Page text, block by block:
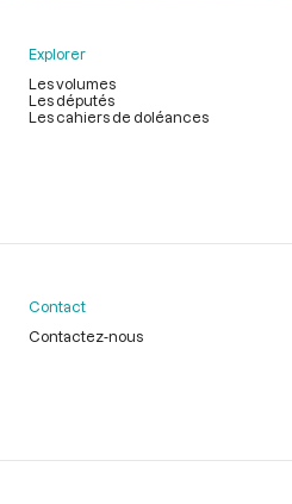
Explorer
Les volumes
Les députés
Les cahiers de doléances
Contact
Contactez-nous